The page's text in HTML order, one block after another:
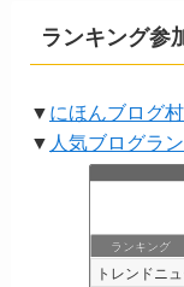
ランキング参
▼ にほんブログ
▼ 人気ブログラ
ランキング